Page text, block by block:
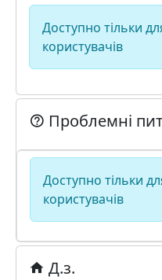
Доступно тільки
користувачів
Проблемні
Доступно тільки
користувачів
Д.з.